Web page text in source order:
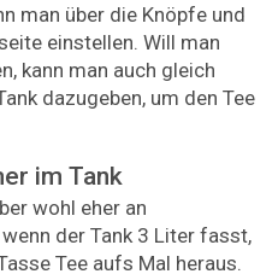
man über die Knöpfe und
einstellen. Will man
kann man auch gleich
dazugeben, um den Tee
im Tank
wohl eher an
der Tank 3 Liter fasst,
Tee aufs Mal heraus.